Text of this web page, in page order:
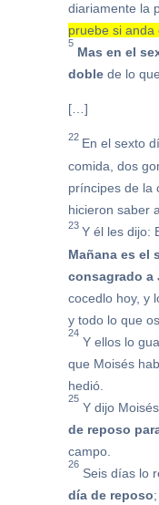
diariamente la
pruebe si anda
5
Mas en el
doblede lo
[…]
22 En el sexto
comida, dos
príncipes de la
hicieron saber
23 Y él les dijo:
Mañana es el
consagrado a
cocedlo hoy, y
y todo lo que
24
Y ellos lo
que Moisés
hedió.
25
Y dijo
de reposo
campo.
26
Seis días lo
día de reposo